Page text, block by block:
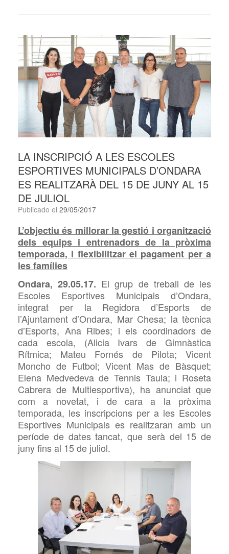
LA INSCRIPCIÓ A LES ESCOLES
ESPORTIVES MUNICIPALS D’ONDARA
ES REALITZARÀ DEL 15 DE JUNY AL 15
DE JULIOL
Publicado el 29/05/2017
L’objectiu és millorar la gestió i organització
dels equips i entrenadors de la pròxima
temporada, i flexibilitzar el pagament per a
les famílies
Ondara, 29.05.17. El grup de treball de les
Escoles Esportives Municipals d’Ondara,
integrat per la Regidora d’Esports de
l’Ajuntament d’Ondara, Mar Chesa; la tècnica
d’Esports, Ana Ribes; i els coordinadors de
cada escola, (Alicia Ivars de Gimnàstica
Rítmica; Mateu Fornés de Pilota; Vicent
Moncho de Futbol; Vicent Mas de Bàsquet;
Elena Medvedeva de Tennis Taula; i Roseta
Cabrera de Multiesportiva), ha anunciat que
com a novetat, i de cara a la pròxima
temporada, les inscripcions per a les Escoles
Esportives Municipals es realitzaran amb un
període de dates tancat, que serà del 15 de
juny fins al 15 de juliol.